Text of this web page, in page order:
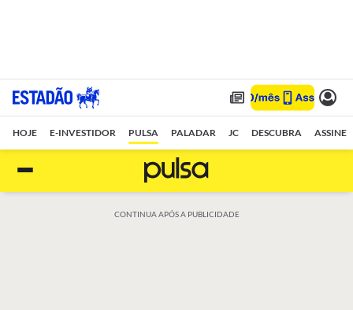
HOJE E-INVESTIDOR PULSA PALADAR JC DESCUBRA ASSINE
CONTINUA APÓS A PUBLICIDADE